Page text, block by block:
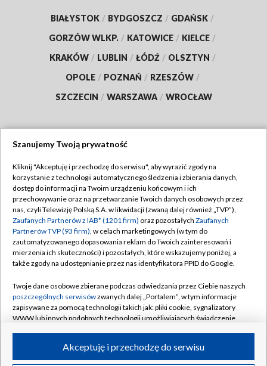
BIAŁYSTOK / BYDGOSZCZ / GDAŃSK /
GORZÓW WLKP. / KATOWICE / KIELCE /
KRAKÓW / LUBLIN / ŁÓDŹ / OLSZTYN /
OPOLE / POZNAŃ / RZESZÓW /
SZCZECIN / WARSZAWA / WROCŁAW
TVP
Abonament TVP
Emisja w TVP
Centrum informacji TVP
Naziemna Telewizja Cyfrowa
Rada Programowa
System NOS
Informacje o nadawcy
Program dla prasy
Regulamin TVP
Polityka prywatności
Moje zgody
Pomoc
Kontakt
Kanały
Szanujemy Twoją prywatność
Kliknij "Akceptuję i przechodzę do serwisu", aby wyrazić zgody na
korzystanie z technologii automatycznego śledzenia i zbierania danych,
dostęp do informacji na Twoim urządzeniu końcowym i ich
przechowywanie oraz na przetwarzanie Twoich danych osobowych przez
nas, czyli Telewizję Polską S.A. w likwidacji (zwaną dalej również „TVP”),
Zaufanych Partnerów z IAB* (1201 firm) oraz pozostałych Zaufanych
Partnerów TVP (93 firm), w celach marketingowych (w tym do
zautomatyzowanego dopasowania reklam do Twoich zainteresowań i
mierzenia ich skuteczności) i pozostałych, które wskazujemy poniżej, a
także zgody na udostępnianie przez nas identyfikatora PPID do Google.
Twoje dane osobowe zbierane podczas odwiedzania przez Ciebie naszych
poszczególnych serwisówzwanych dalej „Portalem”, w tym informacje
zapisywane za pomocą technologii takich jak: pliki cookie, sygnalizatory
WWW lub innych podobnych technologii umożliwiających świadczenie
ruchu w Internecie.Akceptuję i przechodzę do serwisu